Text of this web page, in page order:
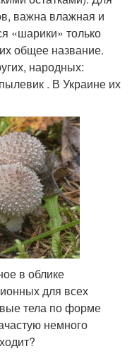
важна влажная и
«шарики» только
общее название.
народных:
. В Украине их
в облике
для всех
тела по форме
немного